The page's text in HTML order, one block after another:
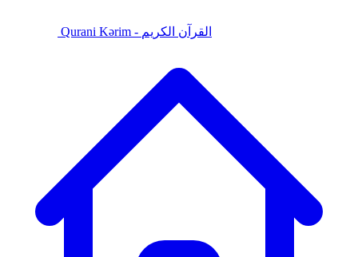
Qurani Kərim - القرآن الكريم